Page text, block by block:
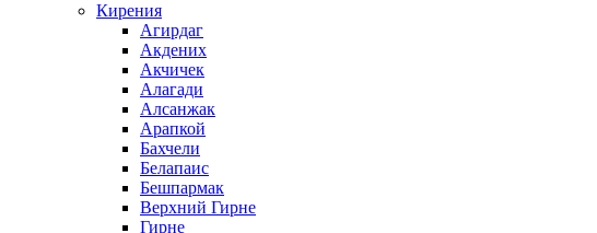
Кирения
Агирдаг
Акдених
Акчичек
Алагади
Алсанжак
Арапкой
Бахчели
Белапаис
Бешпармак
Верхний Гирне
Гирне